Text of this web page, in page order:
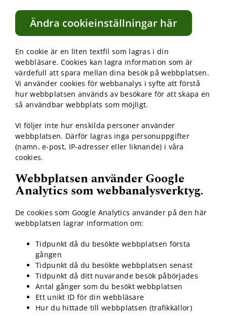
Ändra cookieinställningar här
En cookie är en liten textfil som lagras i din
webbläsare. Cookies kan lagra information som är
värdefull att spara mellan dina besök på webbplatsen.
Vi använder cookies för webbanalys i syfte att förstå
hur webbplatsen används av besökare för att skapa en
så användbar webbplats som möjligt.
Vi följer inte hur enskilda personer använder
webbplatsen. Därför lagras inga personuppgifter
(namn, e-post, IP-adresser eller liknande) i våra
cookies.
Webbplatsen använder Google
Analytics som webbanalysverktyg.
De cookies som Google Analytics använder på den här
webbplatsen lagrar information om:
Tidpunkt då du besökte webbplatsen första
gången
Tidpunkt då du besökte webbplatsen senast
Tidpunkt då ditt nuvarande besök påbörjades
Antal gånger som du besökt webbplatsen
Ett unikt ID för din webbläsare
Hur du hittade till webbplatsen (trafikkällor)
Statistik
För att vi ska
förbättra
hemsidans
funktionalitet
och
uppbyggnad,
baserat på
hemsidan
används.
För att vår
hemsida ska
prestera så
möjligt under
ditt besök.
de här
kakorna
kommer viss
funktionalitet
att försvinna
hemsidan.